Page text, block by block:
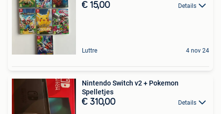
€ 15,00 Details
Luttre 4 nov 24
Nintendo Switch v2 + Pokemon
Spelletjes
€ 310,00 Details